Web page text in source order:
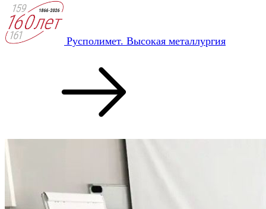
Русполимет. Высокая металлургия